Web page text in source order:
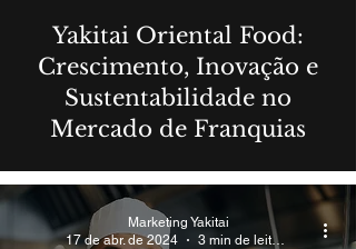
Yakitai Oriental Food:
Crescimento, Inovação e
Sustentabilidade no
Mercado de Franquias
Marketing Yakitai
17 de abr. de 2024
3 min de leitura